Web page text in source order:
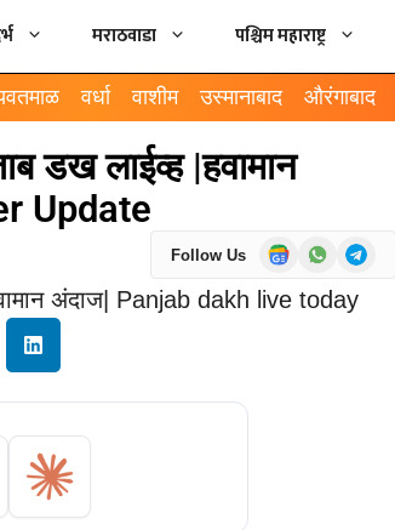
मराठवाडा पश्चिम महाराष्ट्र
वर्धा वाशीम उस्मानाबाद औरंगाबाद
डख लाईव्ह |हवामान
Update
Follow Us